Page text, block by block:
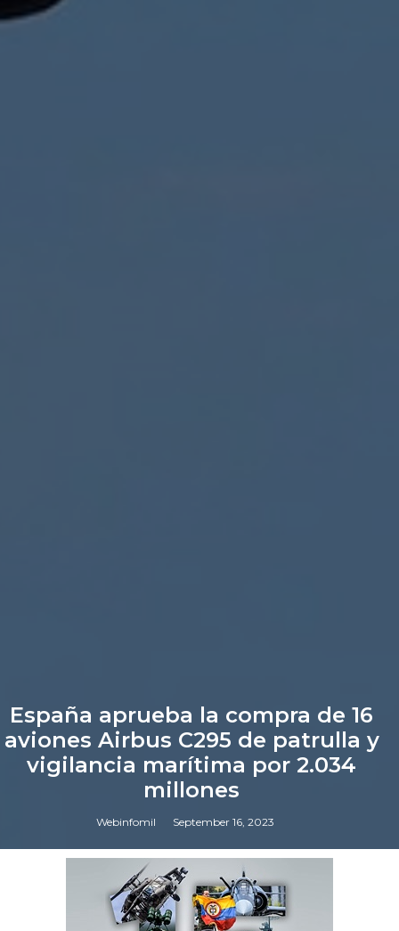
España aprueba la compra de 16
aviones Airbus C295 de patrulla y
vigilancia marítima por 2.034
millones
Webinfomil September 16, 2023